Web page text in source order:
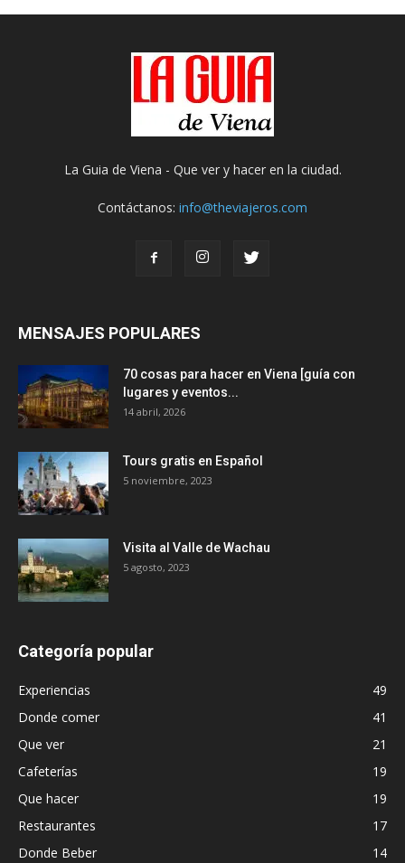
La Guia de Viena - Que ver y hacer en la ciudad.
Contáctanos: info@theviajeros.com
MENSAJES POPULARES
70 cosas para hacer en Viena [guía con
lugares y eventos...
14 abril, 2026
Tours gratis en Español
5 noviembre, 2023
Visita al Valle de Wachau
5 agosto, 2023
Categoría popular
Experiencias
49
Donde comer
41
Que ver
21
Cafeterías
19
Que hacer
19
Restaurantes
17
Donde Beber
14